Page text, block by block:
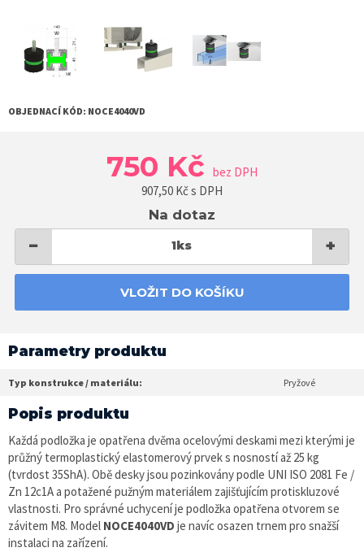
OBJEDNACÍ KÓD: NOCE4040VD
750 Kč bez DPH
907,50 Kč s DPH
Na dotaz
− 1ks +
VLOŽIT DO KOŠÍKU
Parametry produktu
Typ konstrukce / materiálu: Pryžové
Popis produktu
Každá podložka je opatřena dvěma ocelovými deskami mezi kterými je
průžný termoplastický elastomerový prvek s nosností až 25 kg
(tvrdost 35ShA). Obě desky jsou pozinkovány podle UNI ISO 2081 Fe /
Zn 12c1A a potažené pužným materiálem zajišťujícím protiskluzové
vlastnosti. Pro správné uchycení je podložka opatřena otvorem se
závitem M8. Model NOCE4040VD je navíc osazen trnem pro snažší
instalaci na zařízení.